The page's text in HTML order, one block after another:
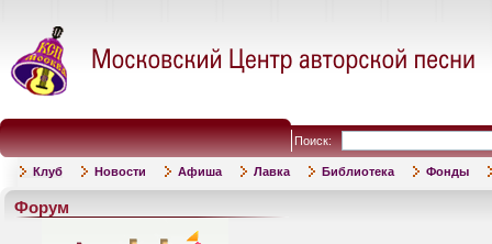
Поиск:
Клуб Новости Афиша Лавка Библиотека Фонды
Форум